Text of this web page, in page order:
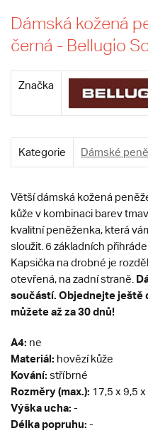
Dámská kožená
černá - Bellugio
Značka
Kategorie Dámské
Větší dámská kožená
kůže v kombinaci barev
kvalitní peněženka, která
sloužit. 6 základních
Kapsička na drobné je
otevřená, na zadní straně.
součástí. Objednejte ještě
můžete až za 30 dnů!
A4: ne
Materiál: hovězí kůže
Kování: stříbrné
Rozměry (max.): 17,5 x 9,5
Výška ucha: -
Délka popruhu: -